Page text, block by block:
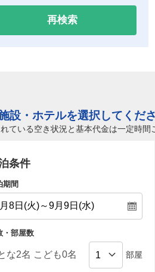
再検索
設・ホテルを選択してくだ
ている空き状況と基本代金は一定時間
条件
期間
・部屋数
部屋